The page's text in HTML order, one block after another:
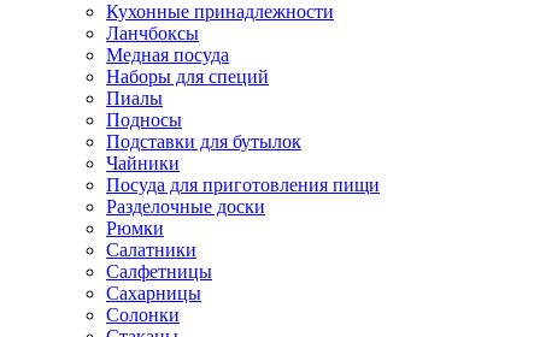
Кухонные принадлежности
Ланчбоксы
Медная посуда
Наборы для специй
Пиалы
Подносы
Подставки для бутылок
Чайники
Посуда для приготовления пищи
Разделочные доски
Рюмки
Салатники
Салфетницы
Сахарницы
Солонки